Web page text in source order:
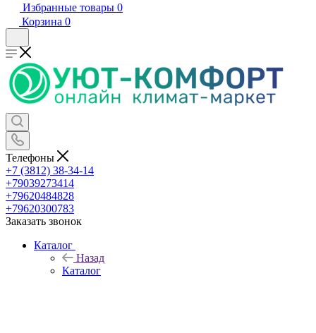
Избранные товары 0
Корзина 0
Телефоны
+7 (3812) 38-34-14
+79039273414
+79620484828
+79620300783
Заказать звонок
Каталог
Назад
Каталог